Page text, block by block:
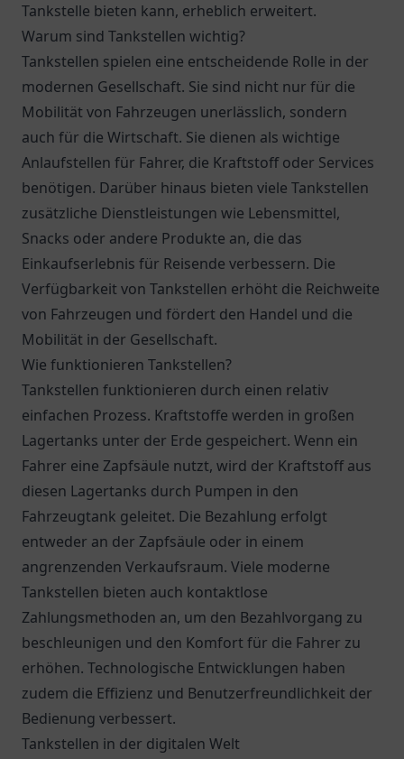
Tankstelle bieten kann, erheblich erweitert.
Warum sind Tankstellen wichtig?
Tankstellen spielen eine entscheidende Rolle in der
modernen Gesellschaft. Sie sind nicht nur für die
Mobilität von Fahrzeugen unerlässlich, sondern
auch für die Wirtschaft. Sie dienen als wichtige
Anlaufstellen für Fahrer, die Kraftstoff oder Services
benötigen. Darüber hinaus bieten viele Tankstellen
zusätzliche Dienstleistungen wie Lebensmittel,
Snacks oder andere Produkte an, die das
Einkaufserlebnis für Reisende verbessern. Die
Verfügbarkeit von Tankstellen erhöht die Reichweite
von Fahrzeugen und fördert den Handel und die
Mobilität in der Gesellschaft.
Wie funktionieren Tankstellen?
Tankstellen funktionieren durch einen relativ
einfachen Prozess. Kraftstoffe werden in großen
Lagertanks unter der Erde gespeichert. Wenn ein
Fahrer eine Zapfsäule nutzt, wird der Kraftstoff aus
diesen Lagertanks durch Pumpen in den
Fahrzeugtank geleitet. Die Bezahlung erfolgt
entweder an der Zapfsäule oder in einem
angrenzenden Verkaufsraum. Viele moderne
Tankstellen bieten auch kontaktlose
Zahlungsmethoden an, um den Bezahlvorgang zu
beschleunigen und den Komfort für die Fahrer zu
erhöhen. Technologische Entwicklungen haben
zudem die Effizienz und Benutzerfreundlichkeit der
Bedienung verbessert.
Tankstellen in der digitalen Welt